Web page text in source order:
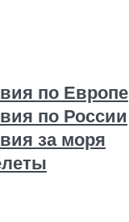
по Европе
по России
за моря